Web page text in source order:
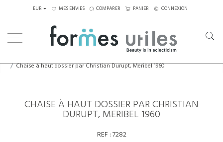
EUR MES ENVIES COMPARER PANIER CONNEXION
Chaise à haut dossier par Christian Durupt, Meribel 1960
CHAISE À HAUT DOSSIER PAR CHRISTIAN
DURUPT, MERIBEL 1960
REF :7282